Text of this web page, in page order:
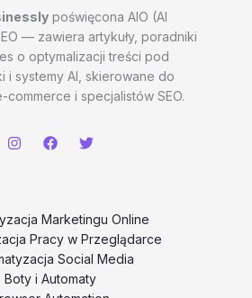
poświęcona AIO (AI
— zawiera artykuły, poradniki
o optymalizacji treści pod
i systemy AI, skierowane do
commerce i specjalistów SEO.
Marketingu Online
Pracy w Przeglądarce
Social Media
Boty i Automaty